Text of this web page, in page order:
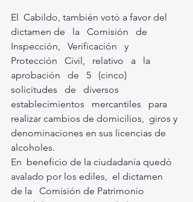
El  Cabildo, también votó a favor del
dictamen de   la   Comisión   de
Inspección,   Verificación   y
Protección   Civil,   relativo   a   la
aprobación   de   5   (cinco)
solicitudes   de   diversos
establecimientos   mercantiles   para
realizar cambios de domicilios,  giros y
denominaciones en sus licencias de
alcoholes.
En  beneficio de la ciudadanía quedó
avalado por los ediles,  el dictamen
de la   Comisión de Patrimonio